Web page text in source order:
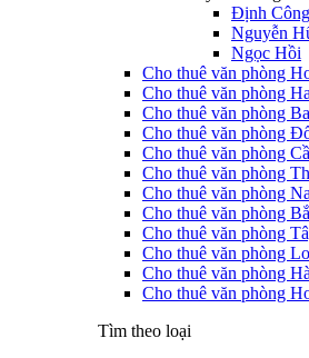
Định Công
Nguyễn
Ngọc Hồi
Cho thuê văn phòng
Cho thuê văn phòng
Cho thuê văn phòng
Cho thuê văn phòng
Cho thuê văn phòng
Cho thuê văn phòng
Cho thuê văn phòng
Cho thuê văn phòng
Cho thuê văn phòng
Cho thuê văn phòng
Cho thuê văn phòng
Cho thuê văn phòng
Tìm theo loại